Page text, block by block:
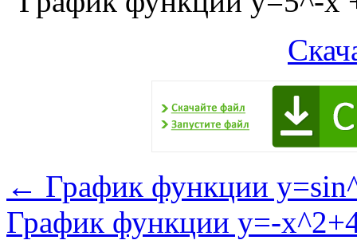
← График функции
График функции y=-